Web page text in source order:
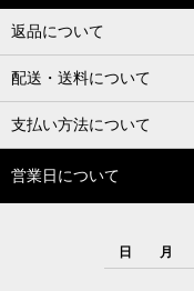
返品について
配送・送料について
支払い方法について
営業日について
日
月